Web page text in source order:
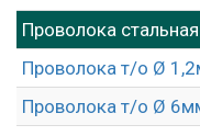
Проволока стальная
Проволока т/о Ø
Проволока т/о Ø